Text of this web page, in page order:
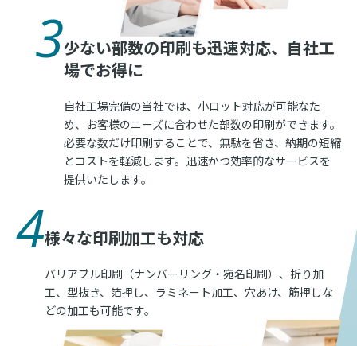
3少ない部数の印刷も迅速対応、自社工
場でお得に
自社工場完備の当社では、小ロット対応が可能なた
め、お客様のニーズに合わせた部数の印刷ができます。
必要な数だけ印刷することで、無駄を省き、納期の短縮
とコストを軽減します。迅速かつ効率的なサービスを
提供いたします。
4様々な印刷加工も対応
バリアブル印刷（ナンバーリング・宛名印刷）、折り加
工、型抜き、箔押し、ラミネート加工、穴あけ、筋押しな
どの加工も可能です。